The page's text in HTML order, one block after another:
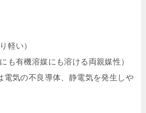
軽い）
有機溶媒にも溶ける両親媒性）
電気の不良導体、静電気を発生しや